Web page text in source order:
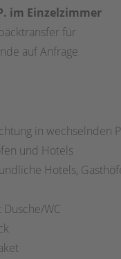
im Einzelzimmer
für
auf Anfrage
in wechselnden
und Hotels
Hotels,
WC